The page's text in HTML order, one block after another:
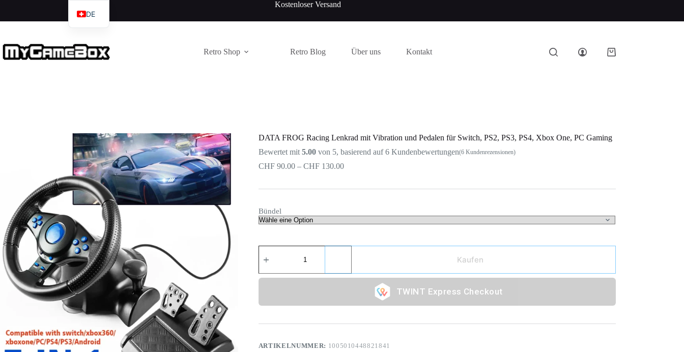
Kostenloser Versand
Retro Shop Retro Blog Über uns Kontakt
DATA FROG Racing Lenkrad mit Vibration und Pedalen für Switch, PS2, PS3, PS4, Xbox One, PC Gaming
Bewertet mit 5.00von 5, basierend auf6Kundenbewertungen(6Kundenrezensionen)
CHF90.00 – CHF130.00
Bündel
Kaufen
Express Checkout
ARTIKELNUMMER: 1005010448821841
DE
IT